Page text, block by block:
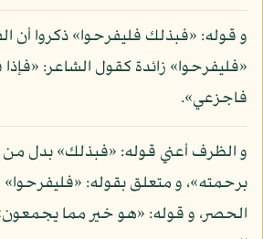
و قوله: «فبذلك فليفرحوا» ذكروا أن
«فليفرحوا» زائدة كقول الشاعر:
فاجزعي».
و الظرف أعني قوله: «فبذلك» بدل من
برحمته»، و متعلق بقوله: «فليفرحوا»
الحصر، و قوله: «هو خير مما